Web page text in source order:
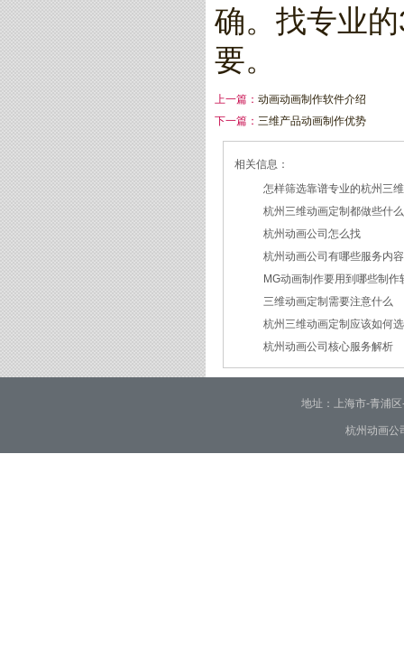
确。找专业
要。
上一篇： 动画动画制作软件介绍
下一篇： 三维产品动画制作优势
相关信息：
怎样筛选靠谱专业的杭州三
2026/07/21
杭州三维动画定制都做些什
2026/03/19
杭州动画公司怎么找
2026/03/12
杭州动画公司有哪些服务内容
2026/03/09
MG动画制作要用到哪些制作
2026/02/24
三维动画定制需要注意什么
2026/02/09
杭州三维动画定制应该如何
2026/01/30
杭州动画公司核心服务解析
2026/01/28
地址：上海市-青浦
杭州动画公